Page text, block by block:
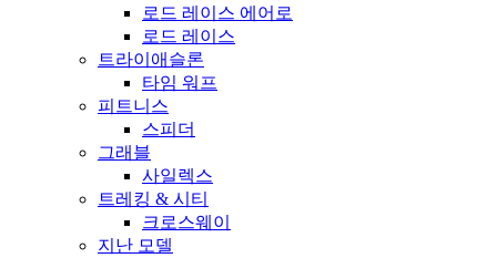
로드 레이스 에어로
로드 레이스
트라이애슬론
타임 워프
피트니스
스피더
그래블
사일렉스
트레킹 & 시티
크로스웨이
지난 모델